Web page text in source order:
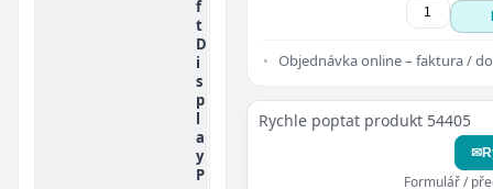
f
t
D
i
s
p
l
a
y
P
Objednávka online – faktura /
Rychle poptat produkt 54405
✉
Formulář /